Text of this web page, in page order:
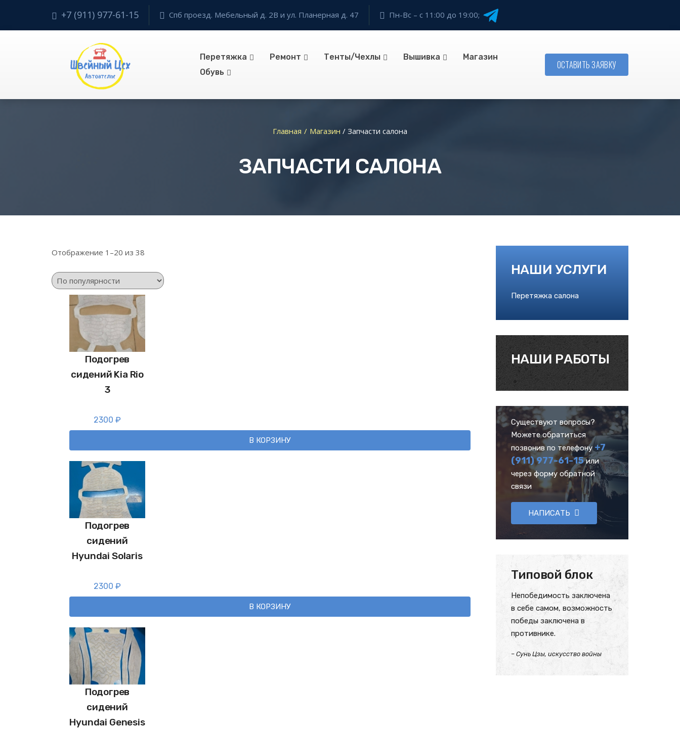
+7 (911) 977-61-15 Спб проезд. Мебельный д. 2В и ул. Планерная д. 47 Пн-Вс – с 11:00 до 19:00;
Перетяжка Ремонт Тенты/Чехлы Вышивка
Магазин
Обувь
ОСТАВИТЬ ЗАЯВКУ
Главная Магазин / Запчасти салона
ЗАПЧАСТИ САЛОНА
Отображение 1–20 из 38
Подогрев
сидений Kia Rio
3
2300 ₽
В КОРЗИНУ
Подогрев
сидений
Hyundai Solaris
2300 ₽
В КОРЗИНУ
Подогрев
сидений
Hyundai Genesis
НАШИ УСЛУГИ
Перетяжка салона
НАШИ РАБОТЫ
Существуют вопросы?
Можете обратиться
позвонив по телефону +7
(911) 977-61-15или
через форму обратной
связи
НАПИСАТЬ
Типовой блок
Непобедимость заключена
в себе самом, возможность
победы заключена в
противнике.
– Сунь Цзы, искусство войны